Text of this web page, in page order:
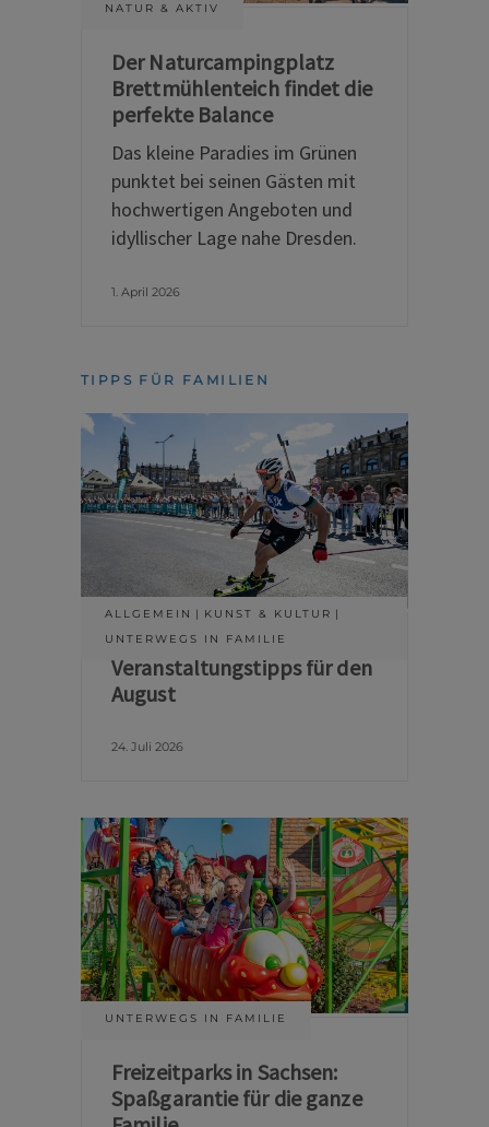
NATUR & AKTIV
Der Naturcampingplatz
Brettmühlenteich findet die
perfekte Balance
Das kleine Paradies im Grünen
punktet bei seinen Gästen mit
hochwertigen Angeboten und
idyllischer Lage nahe Dresden.
1. April 2026
TIPPS FÜR FAMILIEN
ALLGEMEIN
KUNST & KULTUR
UNTERWEGS IN FAMILIE
Veranstaltungstipps für den
August
24. Juli 2026
UNTERWEGS IN FAMILIE
Freizeitparks in Sachsen:
Spaßgarantie für die ganze